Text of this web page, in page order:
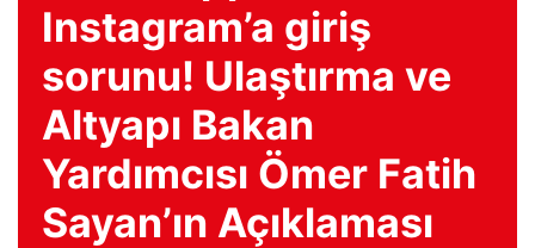
Instagram’a giriş
sorunu! Ulaştırma ve
Altyapı Bakan
Yardımcısı Ömer Fatih
Sayan’ın Açıklaması